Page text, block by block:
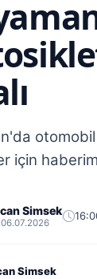
için
Simsek
06.07.2026
Simsek